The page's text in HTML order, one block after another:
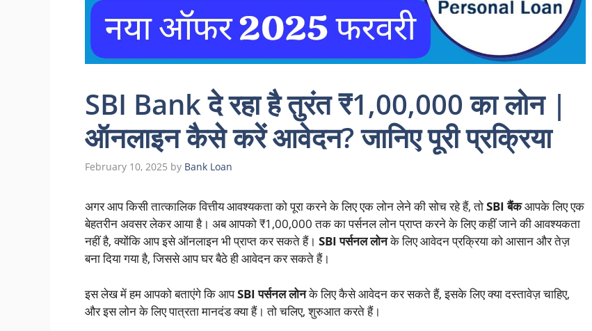
SBI Bank दे रहा है तुरंत ₹1,00,000 का लोन |
ऑनलाइन कैसे करें आवेदन? जानिए पूरी प्रक्रिया
February 10, 2025 by Bank Loan
अगर आप किसी तात्कालिक वित्तीय आवश्यकता को पूरा करने के लिए एक लोन लेने की सोच रहे हैं, तोSBI बैंकआपके लिए एक
बेहतरीन अवसर लेकर आया है। अब आपको ₹1,00,000 तक का पर्सनल लोन प्राप्त करने के लिए कहीं जाने की आवश्यकता
नहीं है, क्योंकि आप इसे ऑनलाइन भी प्राप्त कर सकते हैं। SBI पर्सनल लोनके लिए आवेदन प्रक्रिया को आसान और तेज़
बना दिया गया है, जिससे आप घर बैठे ही आवेदन कर सकते हैं।
इस लेख में हम आपको बताएंगे कि आपSBI पर्सनल लोनके लिए कैसे आवेदन कर सकते हैं, इसके लिए क्या दस्तावेज़ चाहिए,
और इस लोन के लिए पात्रता मानदंड क्या हैं। तो चलिए, शुरुआत करते हैं।